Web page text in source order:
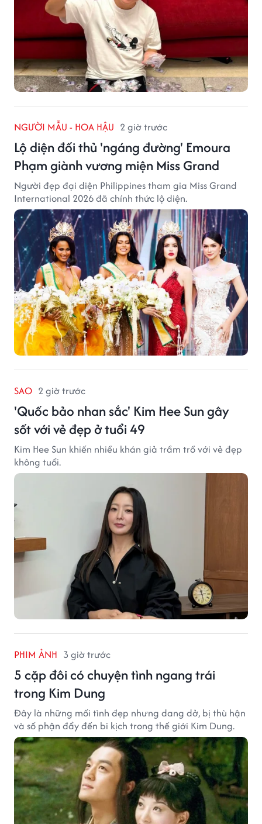
NGƯỜI MẪU - HOA HẬU 2 giờ trước
Lộ diện đối thủ 'ngáng đường' Emoura
Phạm giành vương miện Miss Grand
Người đẹp đại diện Philippines tham gia Miss Grand
International 2026 đã chính thức lộ diện.
SAO 2 giờ trước
'Quốc bảo nhan sắc' Kim Hee Sun gây
sốt với vẻ đẹp ở tuổi 49
Kim Hee Sun khiến nhiều khán giả trầm trồ với vẻ đẹp
không tuổi.
PHIM ẢNH 3 giờ trước
5 cặp đôi có chuyện tình ngang trái
trong Kim Dung
Đây là những mối tình đẹp nhưng dang dở, bị thù hận
và số phận đẩy đến bi kịch trong thế giới Kim Dung.